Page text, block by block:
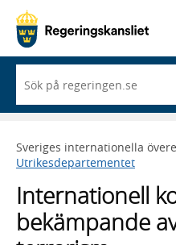
du
börjar
skriva
framträder
en
med
sökförslag
Sveriges internationella
Utrikesdepartementet
Internationell
bekämpande